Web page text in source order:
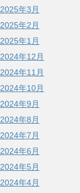
2025年3月
2025年2月
2025年1月
2024年12月
2024年11月
2024年10月
2024年9月
2024年8月
2024年7月
2024年6月
2024年5月
2024年4月